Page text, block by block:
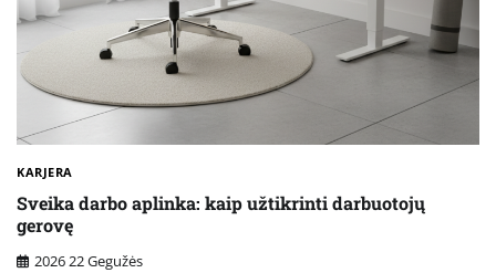
KARJERA
Sveika darbo aplinka: kaip užtikrinti darbuotojų
gerovę
2026 22 Gegužės